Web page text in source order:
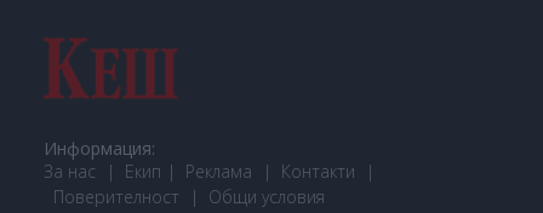
Информация:
За нас
Екип Реклама
Контакти
Поверителност
Общи условия